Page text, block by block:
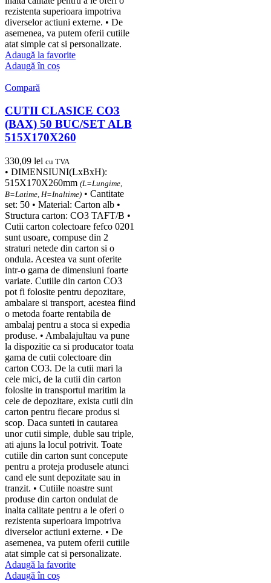
rezistenta superioara impotriva
diverselor actiuni externe. • De
asemenea, va putem oferii cutiile
atat simple cat si personalizate.
Adaugă la favorite
Adaugă în coș
Compară
CUTII CLASICE CO3
(BAX) 50 BUC/SET ALB
515X170X260
330,09 lei cu TVA
• DIMENSIUNI(LxBxH):
515X170X260mm (L=Lungime,
B=Latime, H=Inaltime) • Cantitate
set: 50 • Material: Carton alb •
Structura carton: CO3 TAFT/B •
Cutii carton colectoare fefco 0201
sunt usoare, compuse din 2
straturi netede din carton si o
ondula. Acestea va sunt oferite
intr-o gama de dimensiuni foarte
variate. Cutiile din carton CO3
pot fi folosite pentru depozitare,
ambalare si transport, acestea fiind
o metoda foarte rentabila de
ambalaj pentru a stoca si expedia
produse. • Ambalajultau va pune
la dispozitie ca si producator toata
gama de cutii colectoare din
carton CO3. De la cutii mari la
cele mici, de la cutii din carton
folosite in transportul maritim la
cele de depozitare, exista cutii din
carton pentru fiecare produs si
scop. Daca sunteti in cautarea
unor cutii simple, duble sau triple,
ati ajuns la locul potrivit. Toate
cutiile din carton sunt concepute
pentru a proteja produsele atunci
cand ele sunt depozitate sau in
tranzit. • Cutiile noastre sunt
produse din carton ondulat de
inalta calitate pentru a le oferi o
rezistenta superioara impotriva
diverselor actiuni externe. • De
asemenea, va putem oferii cutiile
atat simple cat si personalizate.
Adaugă la favorite
Adaugă în coș